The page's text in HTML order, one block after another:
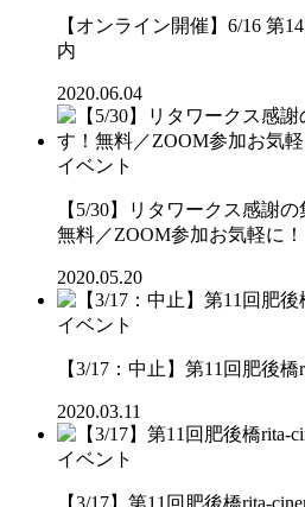
【オンライン開催】6/16 第
内
2020.06.04
イベント
【5/30】リタワークス感謝
無料／ZOOM参加お気軽に！
2020.05.20
イベント
【3/17：中止】第11回肥後
2020.03.11
イベント
【3/17】第11回肥後橋rita-